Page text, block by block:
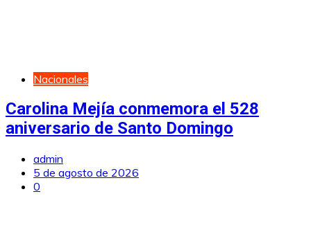
Nacionales
Carolina Mejía conmemora el 528
aniversario de Santo Domingo
admin
5 de agosto de 2026
0